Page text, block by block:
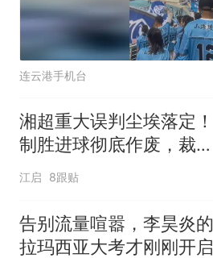
连云港手机台
湘超重大误判尘埃落定！
制胜进球彻底作废，裁判
错漏判被公开追责
江启 8跟贴
告别流量喧嚣，李昊炎的
拉玛西亚大考才刚刚开启